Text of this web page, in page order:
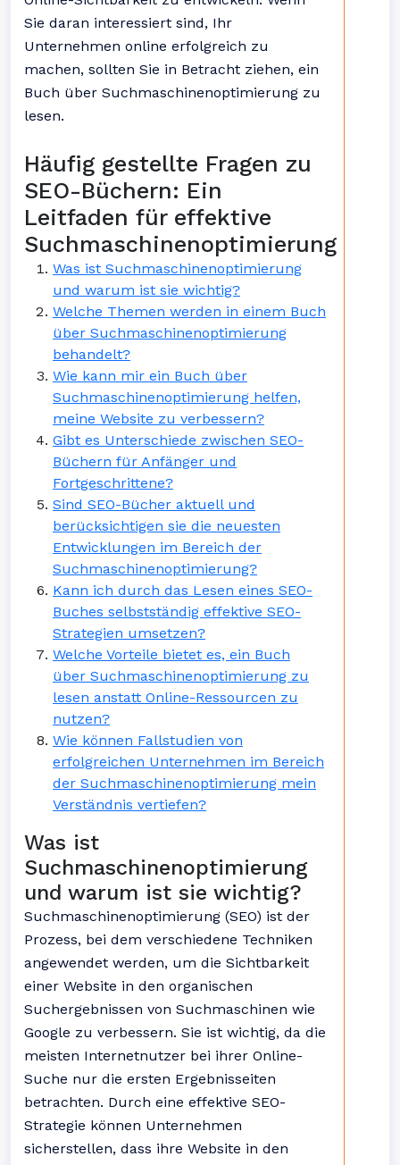
Sie daran interessiert sind, Ihr
Unternehmen online erfolgreich zu
machen, sollten Sie in Betracht ziehen, ein
Buch über Suchmaschinenoptimierung zu
lesen.
Häufig gestellte Fragen zu
SEO-Büchern: Ein
Leitfaden für effektive
Suchmaschinenoptimierung
Was ist Suchmaschinenoptimierung
und warum ist sie wichtig?
Welche Themen werden in einem Buch
über Suchmaschinenoptimierung
behandelt?
Wie kann mir ein Buch über
Suchmaschinenoptimierung helfen,
meine Website zu verbessern?
Gibt es Unterschiede zwischen SEO-
Büchern für Anfänger und
Fortgeschrittene?
Sind SEO-Bücher aktuell und
berücksichtigen sie die neuesten
Entwicklungen im Bereich der
Suchmaschinenoptimierung?
Kann ich durch das Lesen eines SEO-
Buches selbstständig effektive SEO-
Strategien umsetzen?
Welche Vorteile bietet es, ein Buch
über Suchmaschinenoptimierung zu
lesen anstatt Online-Ressourcen zu
nutzen?
Wie können Fallstudien von
erfolgreichen Unternehmen im Bereich
der Suchmaschinenoptimierung mein
Verständnis vertiefen?
Was ist
Suchmaschinenoptimierung
und warum ist sie wichtig?
Suchmaschinenoptimierung (SEO) ist der
Prozess, bei dem verschiedene Techniken
angewendet werden, um die Sichtbarkeit
einer Website in den organischen
Suchergebnissen von Suchmaschinen wie
Google zu verbessern. Sie ist wichtig, da die
meisten Internetnutzer bei ihrer Online-
Suche nur die ersten Ergebnisseiten
betrachten. Durch eine effektive SEO-
Strategie können Unternehmen
sicherstellen, dass ihre Website in den